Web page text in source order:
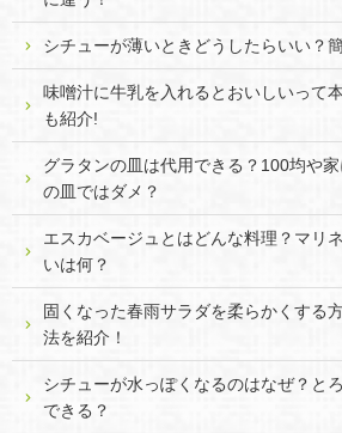
シチューが薄いときどうしたらいい？
味噌汁に牛乳を入れるとおいしいって
も紹介!
グラタンの皿は代用できる？100均や
の皿ではダメ？
エスカベージュとはどんな料理？マリ
いは何？
固くなった春雨サラダを柔らかくする
法を紹介！
シチューが水っぽくなるのはなぜ？と
できる？